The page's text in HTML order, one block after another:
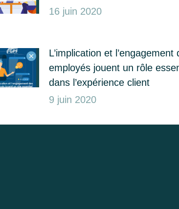
16 juin 2020
L’implication et l’engagement
employés jouent un rôle
dans l’expérience client
9 juin 2020